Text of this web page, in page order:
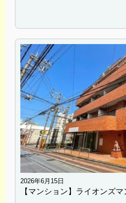
2026年6月15日
【マンション】ライオンズ